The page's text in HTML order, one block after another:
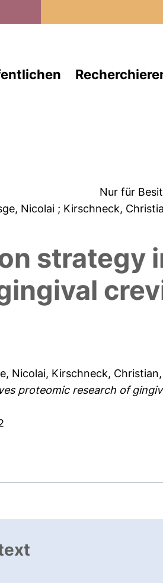
Nur für
Nicolai ; Kirschneck,
strategy
Nicolai, Kirschneck, Christian,
proteomic research of